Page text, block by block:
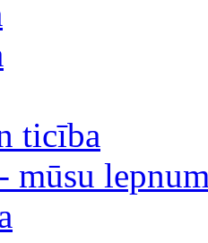
ticība
mūsu